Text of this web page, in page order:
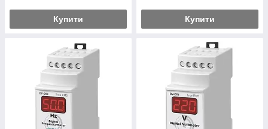
Купити Купити